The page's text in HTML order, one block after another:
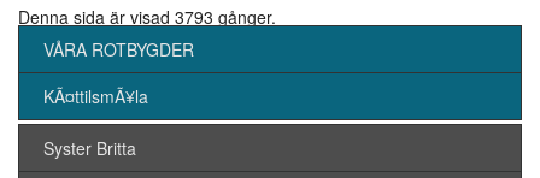
Denna sida är visad 3793 gånger.
VÅRA ROTBYGDER
KÃ¤ttilsmÃ¥la
Syster Britta